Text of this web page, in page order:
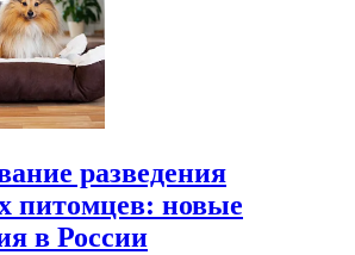
разведения
питомцев: новые
в России